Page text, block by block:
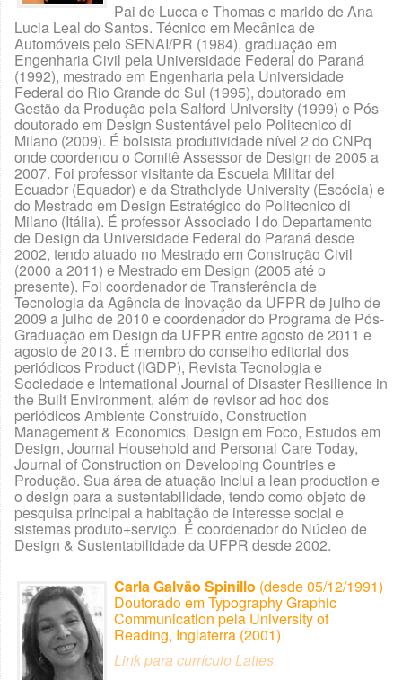
Pai de Lucca e Thomas e marido de Ana
Lucia Leal do Santos. Técnico em Mecânica de
Automóveis pelo SENAI/PR (1984), graduação em
Engenharia Civil pela Universidade Federal do Paraná
(1992), mestrado em Engenharia pela Universidade
Federal do Rio Grande do Sul (1995), doutorado em
Gestão da Produção pela Salford University (1999) e Pós-
doutorado em Design Sustentável pelo Politecnico di
Milano (2009). É bolsista produtividade nível 2 do CNPq
onde coordenou o Comitê Assessor de Design de 2005 a
2007. Foi professor visitante da Escuela Militar del
Ecuador (Equador) e da Strathclyde University (Escócia) e
do Mestrado em Design Estratégico do Politecnico di
Milano (Itália). É professor Associado I do Departamento
de Design da Universidade Federal do Paraná desde
2002, tendo atuado no Mestrado em Construção Civil
(2000 a 2011) e Mestrado em Design (2005 até o
presente). Foi coordenador de Transferência de
Tecnologia da Agência de Inovação da UFPR de julho de
2009 a julho de 2010 e coordenador do Programa de Pós-
Graduação em Design da UFPR entre agosto de 2011 e
agosto de 2013. É membro do conselho editorial dos
periódicos Product (IGDP), Revista Tecnologia e
Sociedade e International Journal of Disaster Resilience in
the Built Environment, além de revisor ad hoc dos
periódicos Ambiente Construído, Construction
Management & Economics, Design em Foco, Estudos em
Design, Journal Household and Personal Care Today,
Journal of Construction on Developing Countries e
Produção. Sua área de atuação inclui a lean production e
o design para a sustentabilidade, tendo como objeto de
pesquisa principal a habitação de interesse social e
sistemas produto+serviço. É coordenador do Núcleo de
Design & Sustentabilidade da UFPR desde 2002.
Carla Galvão Spinillo (desde 05/12/1991)
Doutorado em Typography Graphic
Communication pela University of
Reading, Inglaterra (2001)
Link para currículo Lattes.